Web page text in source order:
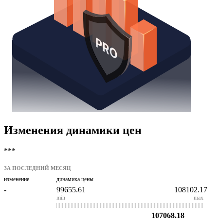
Изменения динамики цен
***
ЗА ПОСЛЕДНИЙ МЕСЯЦ
изменение
-
динамика цены
99655.61
min
108102.17
max
107068.18